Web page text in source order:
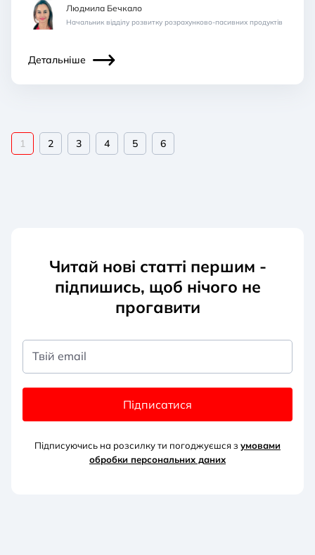
Людмила Бечкало
Начальник відділу розвитку розрахунково-пасивних продуктів
Детальніше
1 2 3 4 5 6
Читай нові статті першим -
підпишись, щоб нічого не
прогавити
Твій email
Підписатися
Підписуючись на розсилку ти погоджуєшся з умовами
обробки персональних даних